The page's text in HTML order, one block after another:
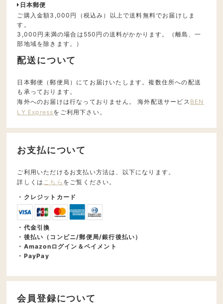
日本郵便
ご購入金額3,000円（税込み）以上で送料無料でお届けしま
す。
3,000円未満の場合は550円の送料がかかります。（離島、一
部地域を除きます。）
配送について
日本郵便（郵便局）にてお届けいたします。複数住所への配送
も承っております。
海外へのお届けは行なっておりません。 海外配送サービス BEN
LY Expressをご利用下さい。
お支払について
ご利用いただけるお支払い方法は、以下になります。
詳しくは こちら をご覧ください。
・クレジットカード
・代金引換
・後払い（コンビニ/郵便局/銀行後払い）
・Amazonログイン＆ペイメント
・PayPay
会員登録について